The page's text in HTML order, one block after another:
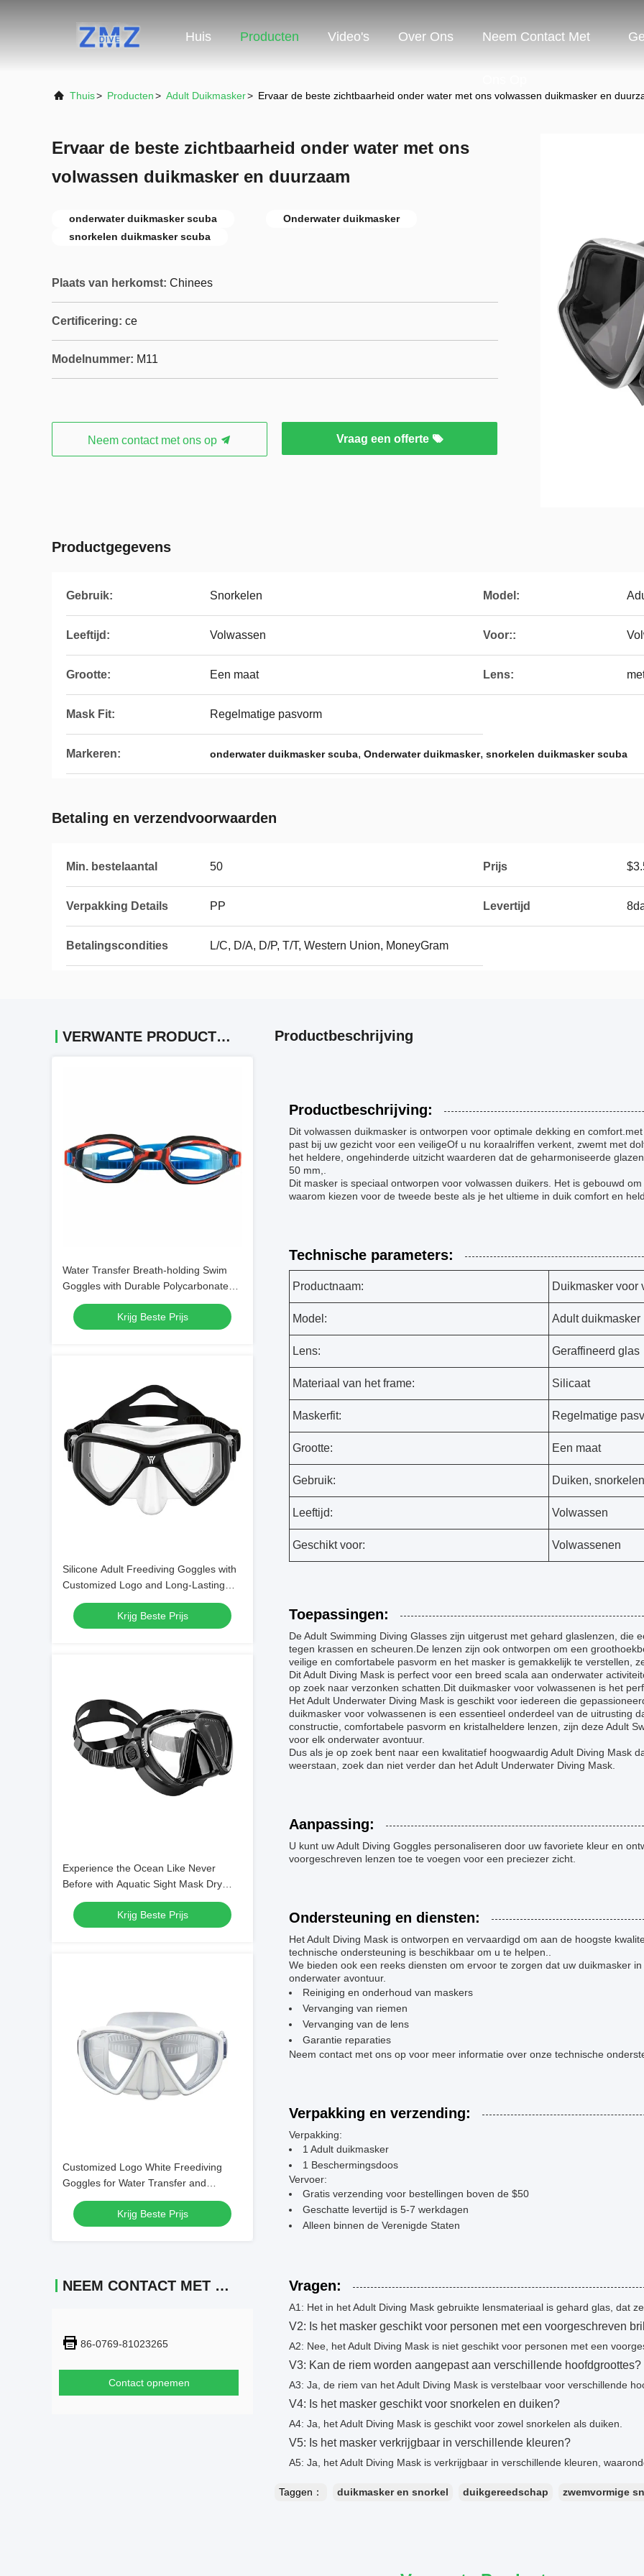
Huis Producten Video's Over Ons Neem Contact Met
Thuis> Producten> Adult Duikmasker> Ervaar de beste zichtbaarheid onder water met ons volwassen duikmasker en
Ervaar de beste zichtbaarheid onder water met ons
volwassen duikmasker en duurzaam
onderwater duikmasker scuba
Onderwater duikmasker
snorkelen duikmasker scuba
Plaats van herkomst: Chinees
Certificering: ce
Modelnummer: M11
Neem contact met ons op Vraag een offerte
Productgegevens
Gebruik: Snorkelen Model:
Leeftijd: Volwassen Voor::
Grootte: Een maat Lens:
Mask Fit: Regelmatige pasvorm
Markeren: onderwater duikmasker scuba, Onderwater duikmasker, snorkelen duikmasker scuba
Betaling en verzendvoorwaarden
Min. bestelaantal 50 Prijs
Verpakking Details PP Levertijd
Betalingscondities L/C, D/A, D/P, T/T, Western Union, MoneyGram
VERWANTE PRODUCTEN
Water Transfer Breath-holding Swim
Goggles with Durable Polycarbonate
Frame Material
Krijg Beste Prijs
Silicone Adult Freediving Goggles with
Customized Logo and Long-Lasting
Design
Krijg Beste Prijs
Experience the Ocean Like Never
Before with Aquatic Sight Mask Dry
Snorkel and Single Lens Mask
Krijg Beste Prijs
Customized Logo White Freediving
Goggles for Water Transfer and
Swimming
Krijg Beste Prijs
NEEM CONTACT MET ONS OP
86-0769-81023265
Contact opnemen
Productbeschrijving
Productbeschrijving:
Dit volwassen duikmasker is ontworpen voor optimale dekking en
past bij uw gezicht voor een veiligeOf u nu koraalriffen verkent, zwemt met
het heldere, ongehinderde uitzicht waarderen dat de geharmoniseerde
50 mm,.
Dit masker is speciaal ontworpen voor volwassen duikers. Het is gebouwd
waarom kiezen voor de tweede beste als je het ultieme in duik comfort en
Technische parameters:
Productnaam: Duikmasker voor
Model: Adult duikmasker
Lens: Geraffineerd glas
Materiaal van het frame: Silicaat
Maskerfit: Regelmatige
Grootte: Een maat
Gebruik: Duiken, snorkelen
Leeftijd: Volwassen
Geschikt voor: Volwassenen
Toepassingen:
De Adult Swimming Diving Glasses zijn uitgerust met gehard glaslenzen, die
tegen krassen en scheuren.De lenzen zijn ook ontworpen om een
veilige en comfortabele pasvorm en het masker is gemakkelijk te verstellen,
Dit Adult Diving Mask is perfect voor een breed scala aan onderwater
op zoek naar verzonken schatten.Dit duikmasker voor volwassenen is het
Het Adult Underwater Diving Mask is geschikt voor iedereen die
duikmasker voor volwassenen is een essentieel onderdeel van de uitrusting
constructie, comfortabele pasvorm en kristalheldere lenzen, zijn deze Adult
voor elk onderwater avontuur.
Dus als je op zoek bent naar een kwalitatief hoogwaardig Adult Diving Mask
weerstaan, zoek dan niet verder dan het Adult Underwater Diving Mask.
Aanpassing:
U kunt uw Adult Diving Goggles personaliseren door uw favoriete kleur en
voorgeschreven lenzen toe te voegen voor een preciezer zicht.
Ondersteuning en diensten:
Het Adult Diving Mask is ontworpen en vervaardigd om aan de hoogste
technische ondersteuning is beschikbaar om u te helpen..
We bieden ook een reeks diensten om ervoor te zorgen dat uw duikmasker
onderwater avontuur.
Reiniging en onderhoud van maskers
Vervanging van riemen
Vervanging van de lens
Garantie reparaties
Neem contact met ons op voor meer informatie over onze technische
Verpakking en verzending:
Verpakking:
1 Adult duikmasker
1 Beschermingsdoos
Vervoer:
Gratis verzending voor bestellingen boven de $50
Geschatte levertijd is 5-7 werkdagen
Alleen binnen de Verenigde Staten
Vragen:
A1: Het in het Adult Diving Mask gebruikte lensmateriaal is gehard glas, dat
V2: Is het masker geschikt voor personen met een voorgeschreven
A2: Nee, het Adult Diving Mask is niet geschikt voor personen met een
V3: Kan de riem worden aangepast aan verschillende hoofdgroottes?
A3: Ja, de riem van het Adult Diving Mask is verstelbaar voor verschillende
V4: Is het masker geschikt voor snorkelen en duiken?
A4: Ja, het Adult Diving Mask is geschikt voor zowel snorkelen als duiken.
V5: Is het masker verkrijgbaar in verschillende kleuren?
A5: Ja, het Adult Diving Mask is verkrijgbaar in verschillende kleuren,
Taggen： duikmasker en snorkel duikgereedschap zwemvormige